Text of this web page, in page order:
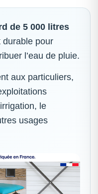
de 5 000 litres
durable pour
l’eau de pluie.
aux particuliers,
le
usages